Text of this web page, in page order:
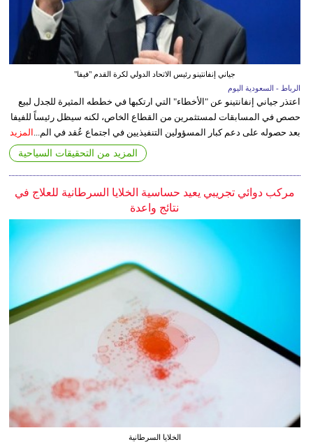
جياني إنفانتينو رئيس الاتحاد الدولي لكرة القدم "فيفا"
الرباط - السعودية اليوم
اعتذر جياني إنفانتينو عن "الأخطاء" التي ارتكبها في خططه المثيرة للجدل لبيع
حصص في المسابقات لمستثمرين من القطاع الخاص، لكنه سيظل رئيساً للفيفا
بعد حصوله على دعم كبار المسؤولين التنفيذيين في اجتماع عُقد في الم... المزيد
المزيد من التحقيقات السياحية
مركب دوائي تجريبي يعيد حساسية الخلايا السرطانية للعلاج في
نتائج واعدة
الخلايا السرطانية